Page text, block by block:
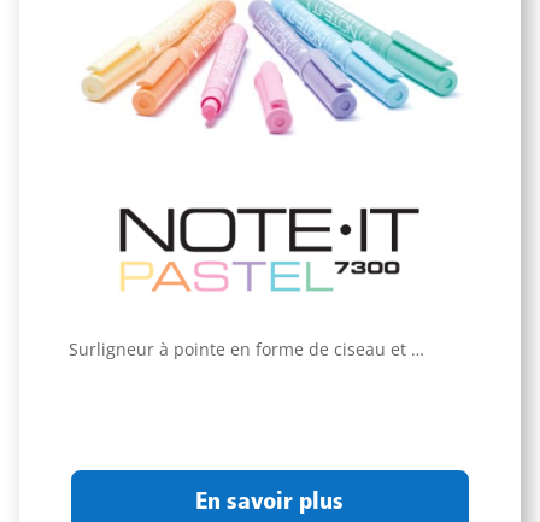
Surligneur à pointe en forme de ciseau et …
En savoir plus